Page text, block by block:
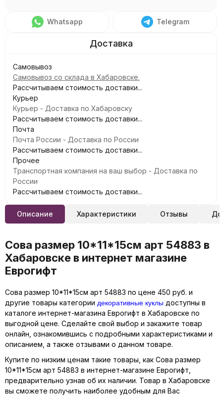
Whatsapp Telegram
Самовывоз
Самовывоз со склада в Хабаровске.
Рассчитываем стоимость доставки...
Курьер
Курьер - Доставка по Хабаровску
Рассчитываем стоимость доставки...
Почта
Почта России - Доставка по России
Рассчитываем стоимость доставки...
Прочее
Транспортная компания на ваш выбор - Доставка по
России
Рассчитываем стоимость доставки...
Описание Характеристики Отзывы
Сова размер 10*11*15см арт 54883 в
Хабаровске в интернет магазине
Еврогифт
Сова размер 10*11*15см арт 54883 по цене 450 руб. и
другие товары категории декоративные куклы доступны в
каталоге интернет-магазина Еврогифт в Хабаровске по
выгодной цене. Сделайте свой выбор и закажите товар
онлайн, ознакомившись с подробными характеристиками и
описанием, а также отзывами о данном товаре.
Купите по низким ценам такие товары, как Сова размер
10*11*15см арт 54883 в интернет-магазине Еврогифт,
предварительно узнав об их наличии. Товар в Хабаровске
вы сможете получить наиболее удобным для Вас